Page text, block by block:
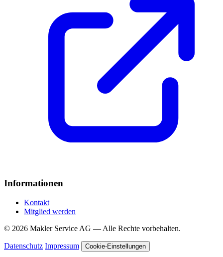
Informationen
Kontakt
Mitglied werden
© 2026 Makler Service AG — Alle Rechte vorbehalten.
Datenschutz Impressum Cookie-Einstellungen